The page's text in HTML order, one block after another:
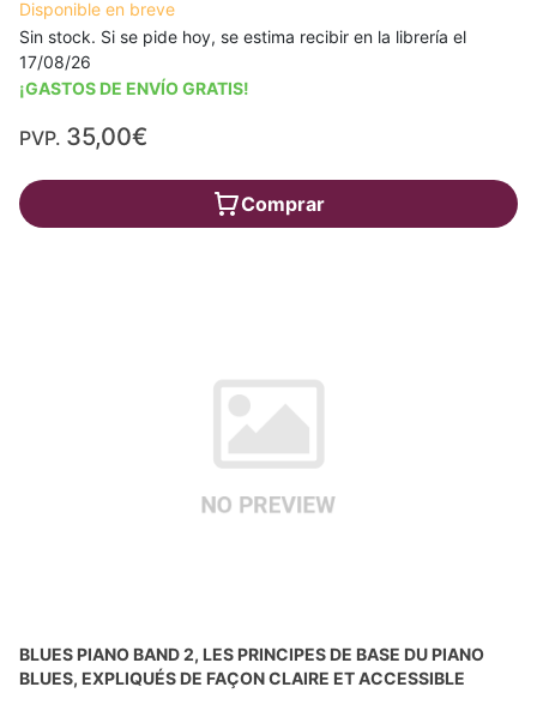
Disponible en breve
Sin stock. Si se pide hoy, se estima recibir en la librería el
17/08/26
¡GASTOS DE ENVÍO GRATIS!
PVP. 35,00€
Comprar
BLUES PIANO BAND 2, LES PRINCIPES DE BASE DU PIANO
BLUES, EXPLIQUÉS DE FAÇON CLAIRE ET ACCESSIBLE